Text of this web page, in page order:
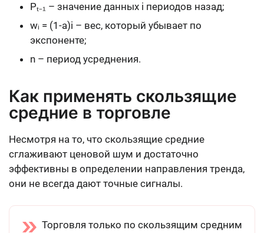
Pₜ₋₁ – значение данных i периодов назад;
wᵢ = (1-a)i – вес, который убывает по
экспоненте;
n – период усреднения.
Как применять скользящие
средние в торговле
Несмотря на то, что скользящие средние
сглаживают ценовой шум и достаточно
эффективны в определении направления тренда,
они не всегда дают точные сигналы.
Торговля только по скользящим средним